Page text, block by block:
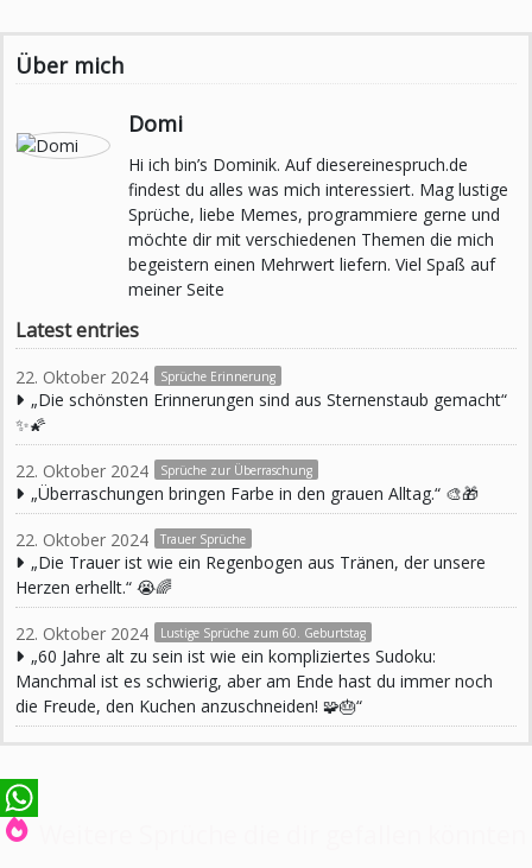
Über mich
Domi
Hi ich bin’s Dominik. Auf diesereinespruch.de
findest du alles was mich interessiert. Mag lustige
Sprüche, liebe Memes, programmiere gerne und
möchte dir mit verschiedenen Themen die mich
begeistern einen Mehrwert liefern. Viel Spaß auf
meiner Seite
Latest entries
22. Oktober 2024 Sprüche Erinnerung
„Die schönsten Erinnerungen sind aus Sternenstaub gemacht“
✨🌠
22. Oktober 2024 Sprüche zur Überraschung
„Überraschungen bringen Farbe in den grauen Alltag.“ 🎨🎁
22. Oktober 2024 Trauer Sprüche
„Die Trauer ist wie ein Regenbogen aus Tränen, der unsere
Herzen erhellt.“ 😭🌈
22. Oktober 2024 Lustige Sprüche zum 60. Geburtstag
„60 Jahre alt zu sein ist wie ein kompliziertes Sudoku:
Manchmal ist es schwierig, aber am Ende hast du immer noch
die Freude, den Kuchen anzuschneiden! 🧩🎂“
WhatsApp
Weitere Sprüche die dir gefallen könnten